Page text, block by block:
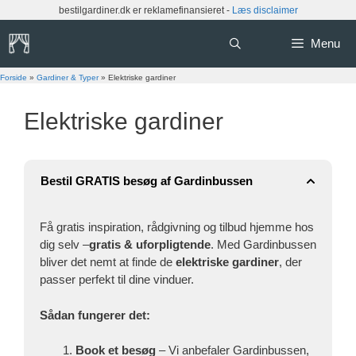
indhold
bestilgardiner.dk er reklamefinansieret - Læs disclaimer
Menu
Forside » Gardiner & Typer» Elektriske gardiner
Elektriske gardiner
Bestil GRATIS besøg af Gardinbussen
Få gratis inspiration, rådgivning og tilbud hjemme hos
dig selv –gratis & uforpligtende. Med Gardinbussen
bliver det nemt at finde de elektriske gardiner, der
passer perfekt til dine vinduer.
Sådan fungerer det:
Book et besøg – Vi anbefaler Gardinbussen,